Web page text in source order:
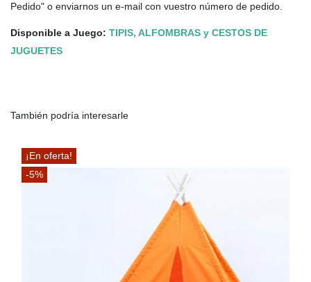
Pedido" o enviarnos un e-mail con vuestro número de pedido.
Disponible a Juego: TIPIS, ALFOMBRAS y CESTOS DE
JUGUETES
También podría interesarle
¡En oferta!
-5%